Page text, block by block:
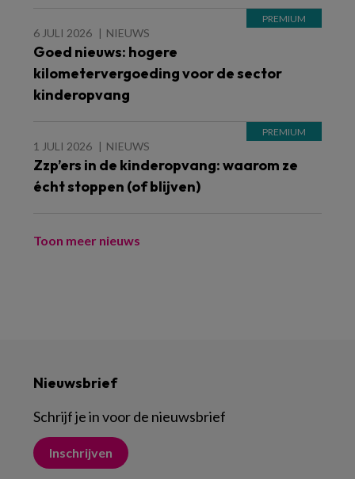
6 JULI 2026 NIEUWS
Goed nieuws: hogere
kilometervergoeding voor de sector
kinderopvang
1 JULI 2026 NIEUWS
Zzp’ers in de kinderopvang: waarom ze
écht stoppen (of blijven)
Toon meer nieuws
Nieuwsbrief
Schrijf je in voor de nieuwsbrief
Inschrijven